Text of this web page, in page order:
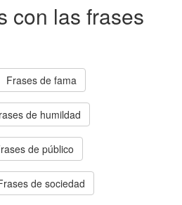
con las frases
Frases de fama
de humildad
de público
de sociedad